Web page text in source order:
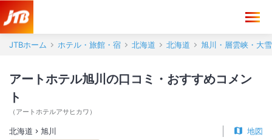
JTBホーム ホテル・旅館・宿 北海道 北海道 旭川・層雲峡・大
アートホテル旭川の口コミ・おすすめコメン
ト
（ アートホテルアサヒカワ ）
北海道 旭川 地図